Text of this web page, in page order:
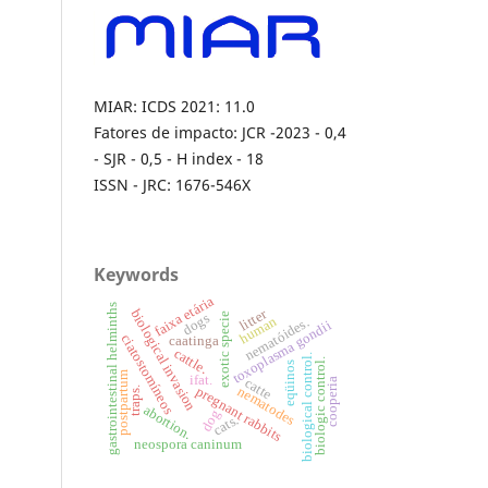
MIAR: ICDS 2021: 11.0
Fatores de impacto: JCR -2023 - 0,4
- SJR - 0,5 - H index - 18
ISSN - JRC: 1676-546X
Keywords
biological invasion exotic specie
caatinga toxoplasma gondii
pregnant rabbits
abortion. nematodesbiological control.
ciatostomíneos
faixa etária
eqüinos
nematóides.
catte
neospora caninum
dog
human
ifat.
cattle. biologic control.
dogs
cats.
litter
traps.
gastrointestinal helminths cooperia
postpartum